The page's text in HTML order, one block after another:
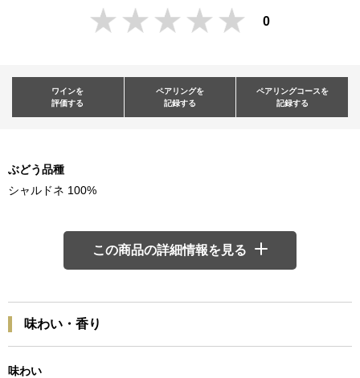
0
ワインを
評価する
ペアリングを
記録する
ペアリングコースを
記録する
ぶどう品種
シャルドネ 100%
この商品の詳細情報を見る
味わい・香り
味わい